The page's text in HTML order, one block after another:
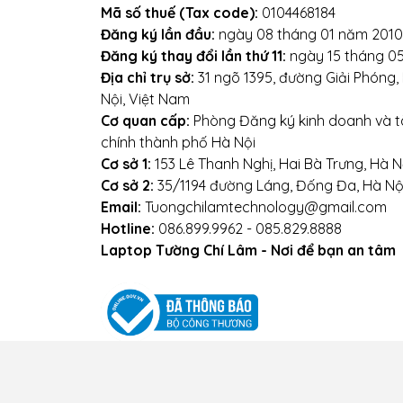
Địa chỉ: Số 153 Lê Thanh
Mã số thuế (Tax code): 0104468184
Đăng ký lần đầu: ngày 08 tháng 01 năm 2010
Đăng ký thay đổi lần thứ 11: ngày 15 tháng
Địa chỉ trụ sở: 31 ngõ 1395, đường Giải
Nội, Việt Nam
Cơ quan cấp: Phòng Đăng ký kinh doanh và
chính thành phố Hà Nội
Cơ sở 1: 153 Lê Thanh Nghị, Hai Bà Trưng, Hà
Cơ sở 2: 35/1194 đường Láng, Đống Đa, Hà
Email: Tuongchilamtechnology@gmail.com
Hotline: 086.899.9962 - 085.829.8888
Laptop Tường Chí Lâm - Nơi để bạn an tâm